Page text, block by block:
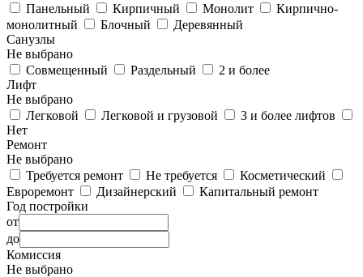
Панельный
Кирпичный Монолит
Кирпично-
монолитный
Блочный
Деревянный
Санузлы
Не выбрано
Совмещенный
Раздельный
2 и более
Лифт
Не выбрано
Легковой
Легковой и грузовой
3 и более лифтов
Нет
Ремонт
Не выбрано
Требуется ремонт
Не требуется
Косметический
Евроремонт
Дизайнерский
Капитальный ремонт
Год постройки
от
до
Комиссия
Не выбрано